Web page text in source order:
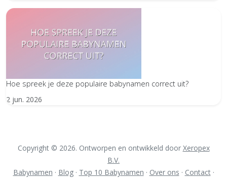
Hoe spreek je deze populaire babynamen correct uit?
2 jun. 2026
Copyright © 2026. Ontworpen en ontwikkeld door Xeropex
B.V.
Babynamen · Blog· Top 10 Babynamen · Over ons · Contact·